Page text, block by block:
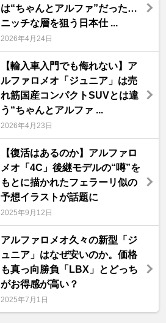
は“ちゃんとアルファ”だった…
ニッチな層を狙う日本仕 ...
2026年4月24日
【輸入車入門でも侮れない】ア
ルファロメオ「ジュニア」は売
れ筋国産コンパクトSUVとは違
う“ちゃんとアルファ ...
2026年4月23日
【復活はあるのか】アルファロ
メオ「4C」後継モデルの“噂”を
もとに描かれたフェラーリ似の
予想イラストが話題に
2025年9月12日
アルファロメオ久々の新型「ジ
ュニア」はなぜ安いのか。価格
も真っ向勝負「LBX」とどっち
がお得感が高い？
2025年7月1日